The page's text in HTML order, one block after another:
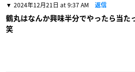
2024年12月21日 at 9:37 AM 返信
鶴丸はなんか興味半分でやったら当た
笑